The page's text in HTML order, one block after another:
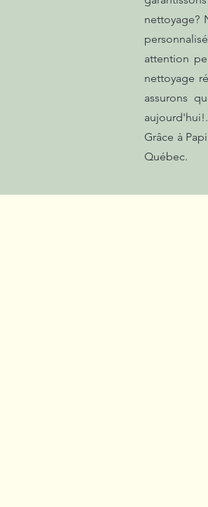
nettoyage?
attention
nettoyage
assurons
Grâce à
Québec.